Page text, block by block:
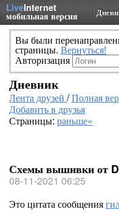
LiveInternet
мобильная версия
Вы были
страницы. Вернуться!
Авторизация
Дневник
Лента друзей /Полная
Добавить в друзья
Страницы: раньше»
Схемы вышивки от
08-11-2021 06:25
Это цитата сообщения